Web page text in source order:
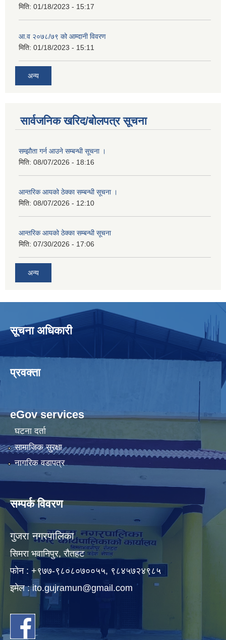
मिति: 01/18/2023 - 15:17
आ.व २०७८/७९ को आम्दानी विवरण
मिति: 01/18/2023 - 15:11
अन्य
सार्वजनिक खरिद/बोलपत्र सूचना
सम्झौता गर्न आउने सम्बन्धी सूचना ।
मिति: 08/07/2026 - 18:16
आन्तरिक आयको ठेक्का सम्बन्धी सूचना ।
मिति: 08/07/2026 - 12:10
आन्तरिक आयको ठेक्का सम्बन्धी सूचना
मिति: 07/30/2026 - 17:06
अन्य
सूचना अधिकारी
प्रवक्ता
eGov services
घटना दर्ता
सामाजिक सुरक्षा
नागरिक वडापत्र
सम्पर्क विवरण
गुजरा नगरपालिका
सिमरा भवानिपुर, राैतहट
फाेन : +९७७-९८०८०७००५५, ९८४५७२४९८५
इमेल :ito.gujramun@gmail.com